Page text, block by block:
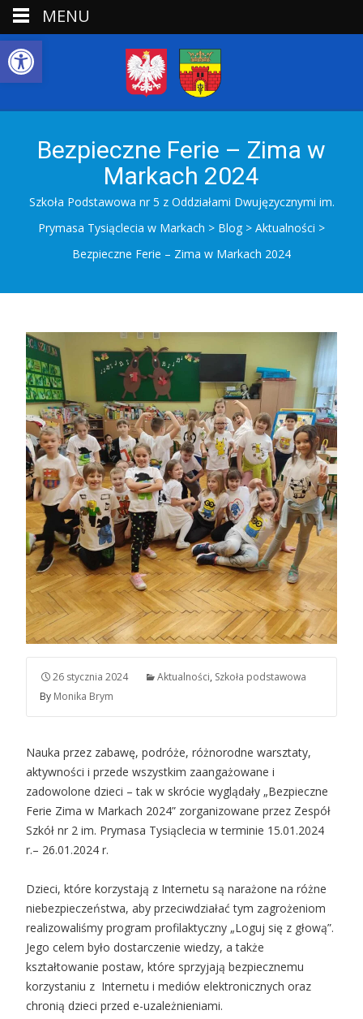
Open toolbar
Bezpieczne Ferie – Zima w
Markach 2024
Szkoła Podstawowa nr 5 z Oddziałami Dwujęzycznymi im.
Prymasa Tysiąclecia w Markach > Blog > Aktualności >
Bezpieczne Ferie – Zima w Markach 2024
26 stycznia 2024 Aktualności, Szkoła podstawowa
By Monika Brym
Nauka przez zabawę, podróże, różnorodne warsztaty,
aktywności i przede wszystkim zaangażowane i
zadowolone dzieci – tak w skrócie wyglądały „Bezpieczne
Ferie Zima w Markach 2024” zorganizowane przez Zespół
Szkół nr 2 im. Prymasa Tysiąclecia w terminie 15.01.2024
r.– 26.01.2024 r.
Dzieci, które korzystają z Internetu są narażone na różne
niebezpieczeństwa, aby przeciwdziałać tym zagrożeniom
realizowaliśmy program profilaktyczny „Loguj się z głową”.
Jego celem było dostarczenie wiedzy, a także
kształtowanie postaw, które sprzyjają bezpiecznemu
korzystaniu z Internetu i mediów elektronicznych oraz
chronią dzieci przed e-uzależnieniami.
MENU